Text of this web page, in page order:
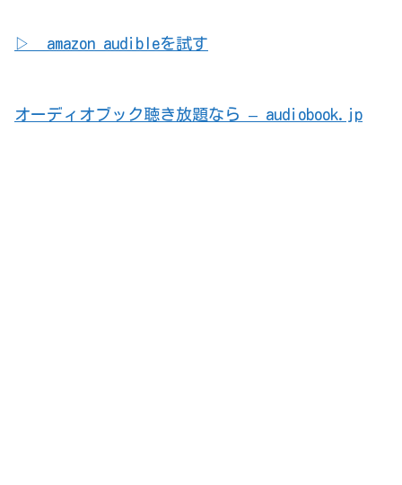
▷ amazon audibleを試す
オーディオブック聴き放題なら – audiobook.jp